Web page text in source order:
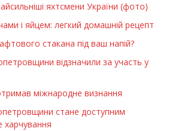
яхтсмени України (фото)
і яйцем: легкий домашній рецепт
стакана під ваш напій?
відзначили за участь у
міжнародне визнання
стане доступним
харчування